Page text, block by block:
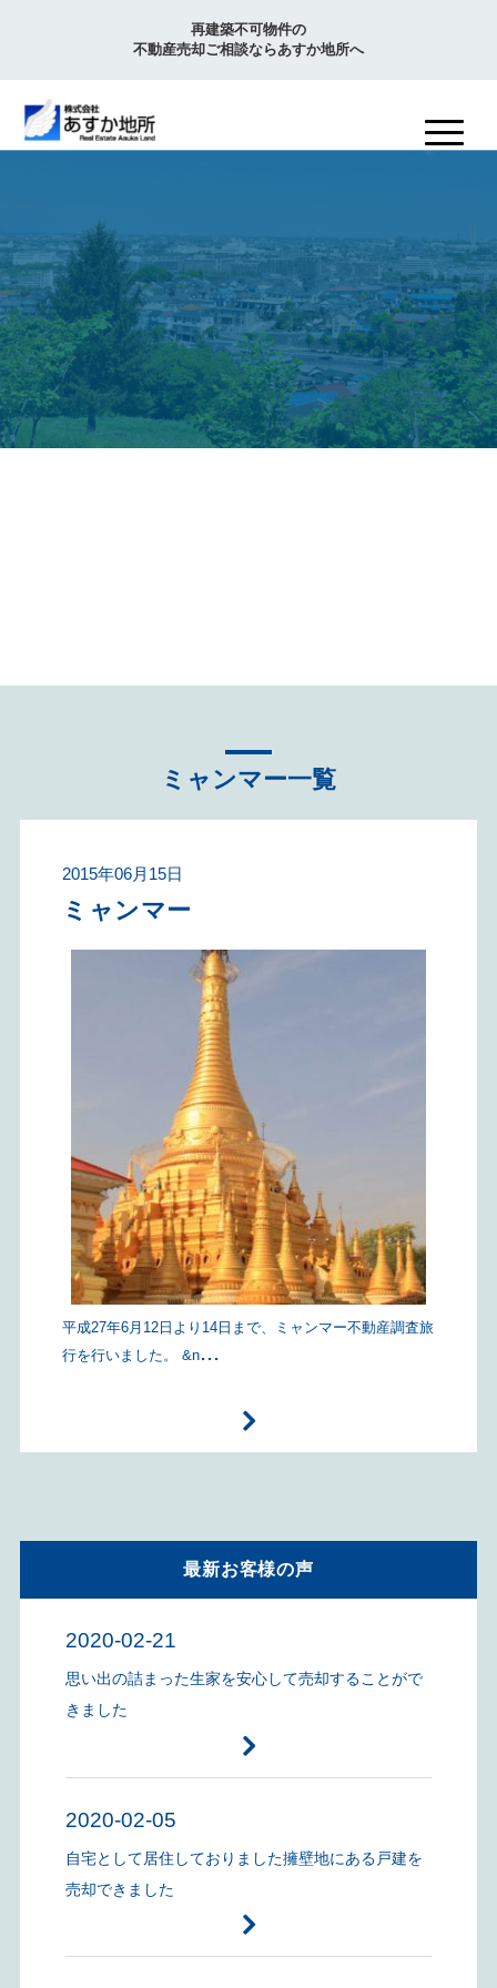
再建築不可物件の
不動産売却ご相談ならあすか地所へ
ミャンマー一覧
2015年06月15日
ミャンマー
平成27年6月12日より14日まで、ミャンマー不動産調査旅
行を行いました。 &n...
最新お客様の声
2020-02-21
思い出の詰まった生家を安心して売却することがで
きました
2020-02-05
自宅として居住しておりました擁壁地にある戸建を
売却できました